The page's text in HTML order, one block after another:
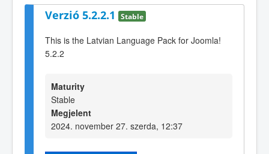
Verzió 5.2.2.1 Stable
This is the Latvian Language Pack for Joomla!
5.2.2
Maturity
Stable
Megjelent
2024. november 27. szerda, 12:37